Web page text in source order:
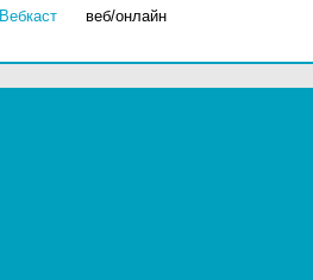
Вебкаст веб/онлайн